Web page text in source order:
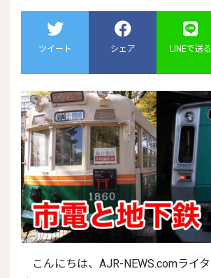
ツイート シェア LINEで送る
こんにちは、AJR-NEWS.comライターのうしてつで